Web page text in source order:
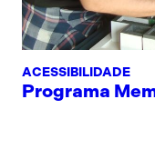
ACESSIBILIDADE
Programa